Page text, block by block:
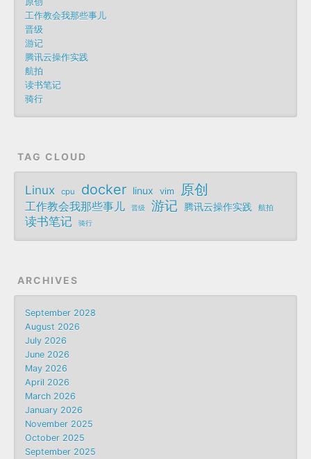
工作教会我那些事儿
晋级
游记
腾讯云操作实践
航拍
读书笔记
骑行
TAG CLOUD
Linux cpu docker linux vim 原创
工作教会我那些事儿 晋级 游记 腾讯云操作实践 航拍
读书笔记 骑行
ARCHIVES
September 2028
August 2026
July 2026
June 2026
May 2026
April 2026
March 2026
January 2026
November 2025
October 2025
September 2025